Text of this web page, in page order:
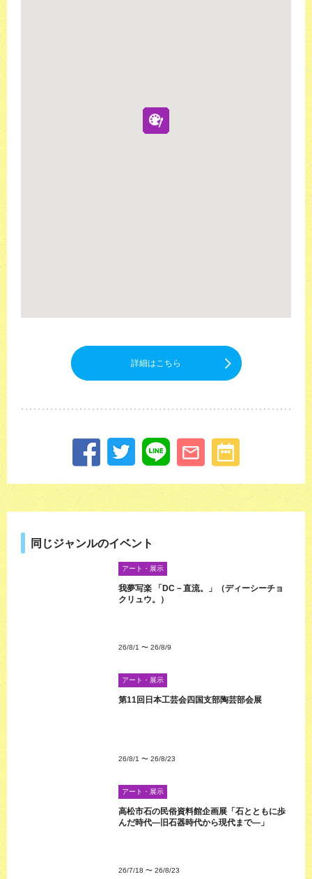
詳細はこちら
同じジャンルのイベント
アート・展示
我夢写楽 「DC－直流。」（ディーシーチョ
クリュウ。）
26/8/1 〜 26/8/9
アート・展示
第11回日本工芸会四国支部陶芸部会展
26/8/1 〜 26/8/23
アート・展示
高松市石の民俗資料館企画展「石とともに歩
んだ時代―旧石器時代から現代まで―」
26/7/18 〜 26/8/23